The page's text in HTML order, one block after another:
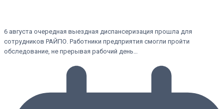
6 августа очередная выездная диспансеризация прошла для
сотрудников РАЙПО. Работники предприятия смогли пройти
обследование, не прерывая рабочий день…